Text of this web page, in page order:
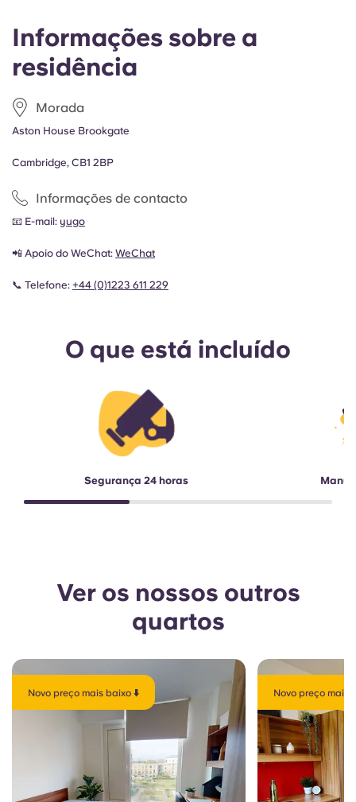
Informações sobre a
residência
Morada
Aston House Brookgate
Cambridge, CB1 2BP
Informações de contacto
📧 E-mail: yugo
📲 Apoio do WeChat: WeChat
📞 Telefone: +44 (0)1223 611 229
O que está incluído
Segurança 24 horas
Ver os nossos outros
quartos
Novo preço mais baixo ⬇️ Novo preço mais